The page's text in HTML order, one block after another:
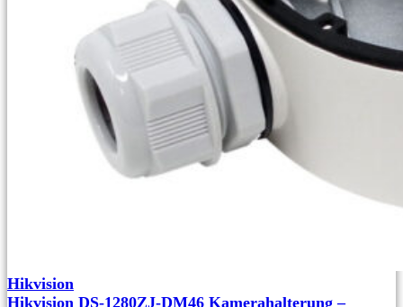
Hikvision
Hikvision DS-1280ZJ-DM46 Kamerahalterung –